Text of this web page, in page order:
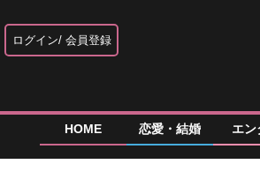
ログイン 会員登録
HOME 恋愛・結婚 エン